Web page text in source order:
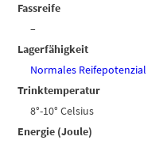
Fassreife
–
Lagerfähigkeit
Normales Reifepotenzial
Trinktemperatur
8°-10° Celsius
Energie (Joule)